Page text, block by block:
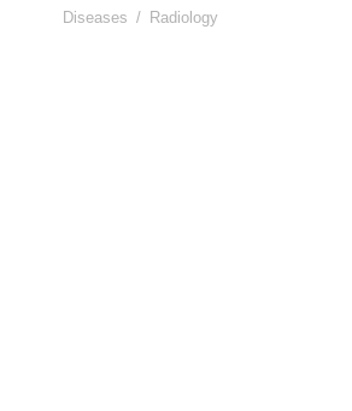
Diseases / Radiology